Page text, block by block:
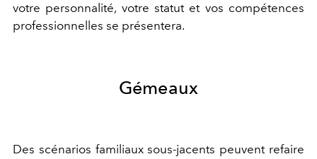
votre personnalité, votre statut et vos compétences
professionnelles se présentera.
Gémeaux
Des scénarios familiaux sous-jacents peuvent refaire